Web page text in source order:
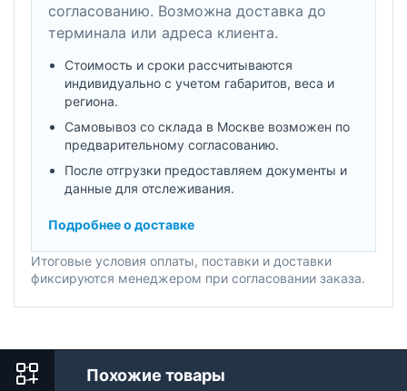
согласованию. Возможна доставка до
терминала или адреса клиента.
Стоимость и сроки рассчитываются
индивидуально с учетом габаритов, веса и
региона.
Самовывоз со склада в Москве возможен по
предварительному согласованию.
После отгрузки предоставляем документы и
данные для отслеживания.
Подробнее о доставке
Итоговые условия оплаты, поставки и доставки
фиксируются менеджером при согласовании заказа.
Похожие товары